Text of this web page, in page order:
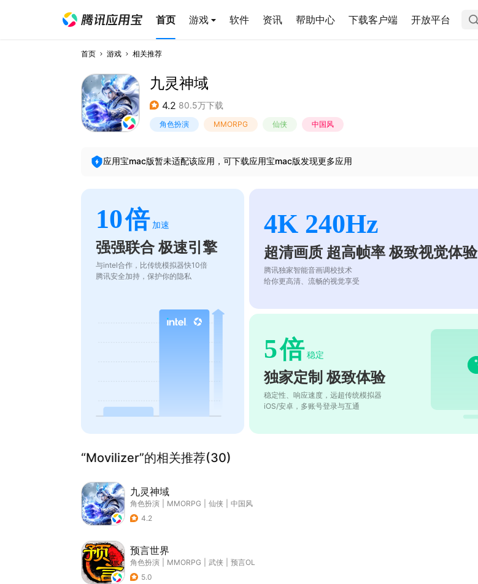
首页 游戏 软件 资讯 帮助中心 下载客户端 开放平台
首页 游戏 相关推荐
九灵神域
4.2 80.5万下载
角色扮演 MMORPG 仙侠 中国风
应用宝mac版暂未适配该应用，可下载应用宝mac版发现更多应用
10倍 加速
强强联合 极速引擎
与intel合作，比传统模拟器快10倍
腾讯安全加持，保护你的隐私
4K 240Hz
超清画质 超高帧率 极致视觉体验
腾讯独家智能音画调校技术
给你更高清、流畅的视觉享受
5倍 稳定
独家定制 极致体验
稳定性、响应速度，远超传统模拟器
iOS/安卓，多账号登录与互通
“Movilizer”的相关推荐(30)
九灵神域
角色扮演 MMORPG 仙侠
中国风
4.2
预言世界
角色扮演 MMORPG 武侠
预言OL
5.0